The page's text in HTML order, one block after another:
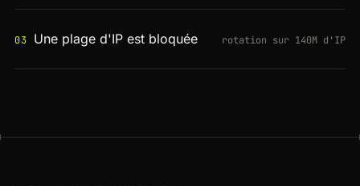
03 Une plage d'IP est bloquée rotation sur 140M d'IP